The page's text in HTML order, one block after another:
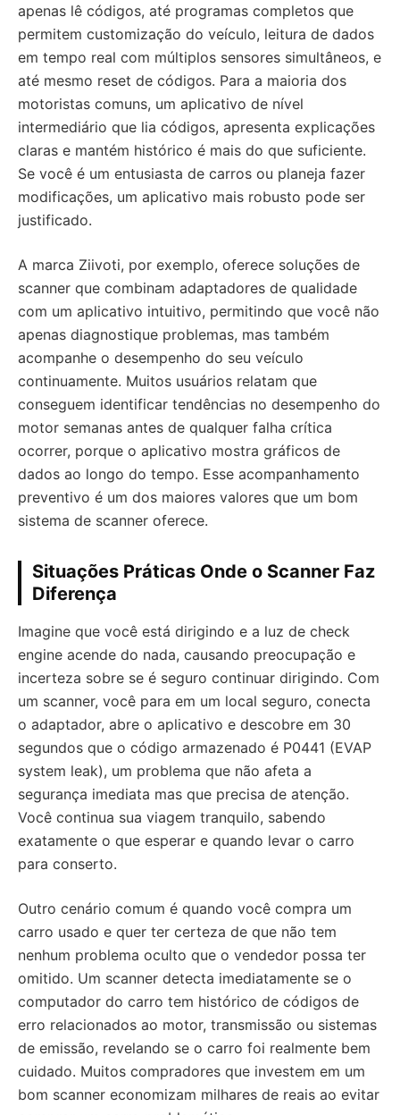
apenas lê códigos, até programas completos que
permitem customização do veículo, leitura de dados
em tempo real com múltiplos sensores simultâneos, e
até mesmo reset de códigos. Para a maioria dos
motoristas comuns, um aplicativo de nível
intermediário que lia códigos, apresenta explicações
claras e mantém histórico é mais do que suficiente.
Se você é um entusiasta de carros ou planeja fazer
modificações, um aplicativo mais robusto pode ser
justificado.
A marca Ziivoti, por exemplo, oferece soluções de
scanner que combinam adaptadores de qualidade
com um aplicativo intuitivo, permitindo que você não
apenas diagnostique problemas, mas também
acompanhe o desempenho do seu veículo
continuamente. Muitos usuários relatam que
conseguem identificar tendências no desempenho do
motor semanas antes de qualquer falha crítica
ocorrer, porque o aplicativo mostra gráficos de
dados ao longo do tempo. Esse acompanhamento
preventivo é um dos maiores valores que um bom
sistema de scanner oferece.
Situações Práticas Onde o Scanner Faz
Diferença
Imagine que você está dirigindo e a luz de check
engine acende do nada, causando preocupação e
incerteza sobre se é seguro continuar dirigindo. Com
um scanner, você para em um local seguro, conecta
o adaptador, abre o aplicativo e descobre em 30
segundos que o código armazenado é P0441 (EVAP
system leak), um problema que não afeta a
segurança imediata mas que precisa de atenção.
Você continua sua viagem tranquilo, sabendo
exatamente o que esperar e quando levar o carro
para conserto.
Outro cenário comum é quando você compra um
carro usado e quer ter certeza de que não tem
nenhum problema oculto que o vendedor possa ter
omitido. Um scanner detecta imediatamente se o
computador do carro tem histórico de códigos de
erro relacionados ao motor, transmissão ou sistemas
de emissão, revelando se o carro foi realmente bem
cuidado. Muitos compradores que investem em um
bom scanner economizam milhares de reais ao evitar